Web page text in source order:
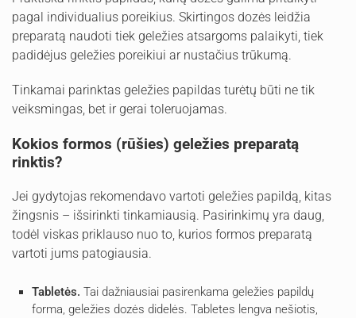
pagal individualius poreikius. Skirtingos dozės leidžia
preparatą naudoti tiek geležies atsargoms palaikyti, tiek
padidėjus geležies poreikiui ar nustačius trūkumą.
Tinkamai parinktas geležies papildas turėtų būti ne tik
veiksmingas, bet ir gerai toleruojamas.
Kokios formos (rūšies) geležies preparatą
rinktis?
Jei gydytojas rekomendavo vartoti geležies papildą, kitas
žingsnis – išsirinkti tinkamiausią. Pasirinkimų yra daug,
todėl viskas priklauso nuo to, kurios formos preparatą
vartoti jums patogiausia.
Tabletės. Tai dažniausiai pasirenkama geležies papildų
forma, geležies dozės didelės. Tabletes lengva nešiotis,